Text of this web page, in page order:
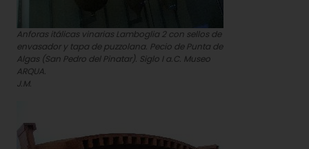
Anforas itálicas vinarias Lamboglia 2 con sellos de
envasador y tapa de puzzolana. Pecio de Punta de
Algas (San Pedro del Pinatar). Siglo I a.C. Museo
ARQUA.
J.M.